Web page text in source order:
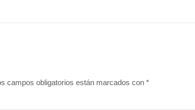
campos obligatorios están marcados con *